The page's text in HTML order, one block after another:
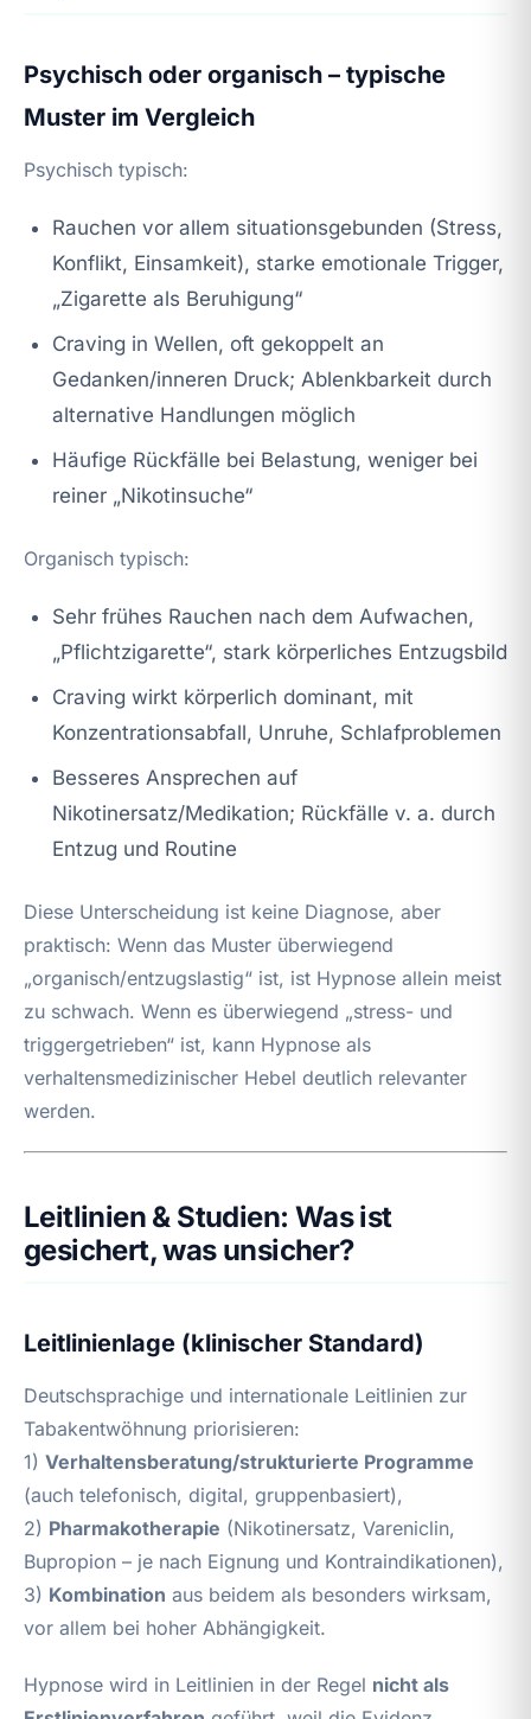
Psychisch oder organisch – typische
Muster im Vergleich
Psychisch typisch:
Rauchen vor allem situationsgebunden (Stress,
Konflikt, Einsamkeit), starke emotionale Trigger,
„Zigarette als Beruhigung“
Craving in Wellen, oft gekoppelt an
Gedanken/inneren Druck; Ablenkbarkeit durch
alternative Handlungen möglich
Häufige Rückfälle bei Belastung, weniger bei
reiner „Nikotinsuche“
Organisch typisch:
Sehr frühes Rauchen nach dem Aufwachen,
„Pflichtzigarette“, stark körperliches Entzugsbild
Craving wirkt körperlich dominant, mit
Konzentrationsabfall, Unruhe, Schlafproblemen
Besseres Ansprechen auf
Nikotinersatz/Medikation; Rückfälle v. a. durch
Entzug und Routine
Diese Unterscheidung ist keine Diagnose, aber
praktisch: Wenn das Muster überwiegend
„organisch/entzugslastig“ ist, ist Hypnose allein meist
zu schwach. Wenn es überwiegend „stress- und
triggergetrieben“ ist, kann Hypnose als
verhaltensmedizinischer Hebel deutlich relevanter
werden.
Leitlinien & Studien: Was ist
gesichert, was unsicher?
Leitlinienlage (klinischer Standard)
Deutschsprachige und internationale Leitlinien zur
Tabakentwöhnung priorisieren:
1) Verhaltensberatung/strukturierte Programme
(auch telefonisch, digital, gruppenbasiert),
2) Pharmakotherapie (Nikotinersatz, Vareniclin,
Bupropion – je nach Eignung und Kontraindikationen),
3) Kombination aus beidem als besonders wirksam,
vor allem bei hoher Abhängigkeit.
Hypnose wird in Leitlinien in der Regel nicht als